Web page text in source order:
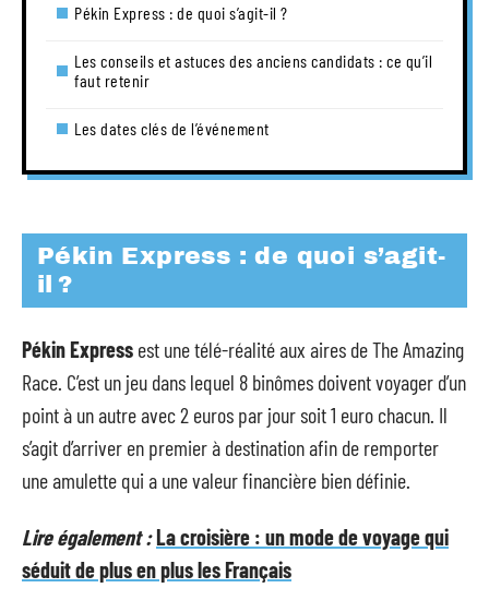
Pékin Express : de quoi s’agit-il ?
Les conseils et astuces des anciens candidats : ce qu’il
faut retenir
Les dates clés de l’événement
Pékin Express : de quoi s’agit-
il ?
Pékin Express est une télé-réalité aux aires de The Amazing
Race. C’est un jeu dans lequel 8 binômes doivent voyager d’un
point à un autre avec 2 euros par jour soit 1 euro chacun. Il
s’agit d’arriver en premier à destination afin de remporter
une amulette qui a une valeur financière bien définie.
Lire également :La croisière : un mode de voyage qui
séduit de plus en plus les Français